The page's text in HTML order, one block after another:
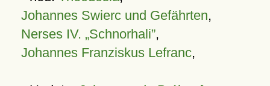
Johannes Swierc und Gefährten,
Nerses IV. „Schnorhali”,
Johannes Franziskus Lefranc,